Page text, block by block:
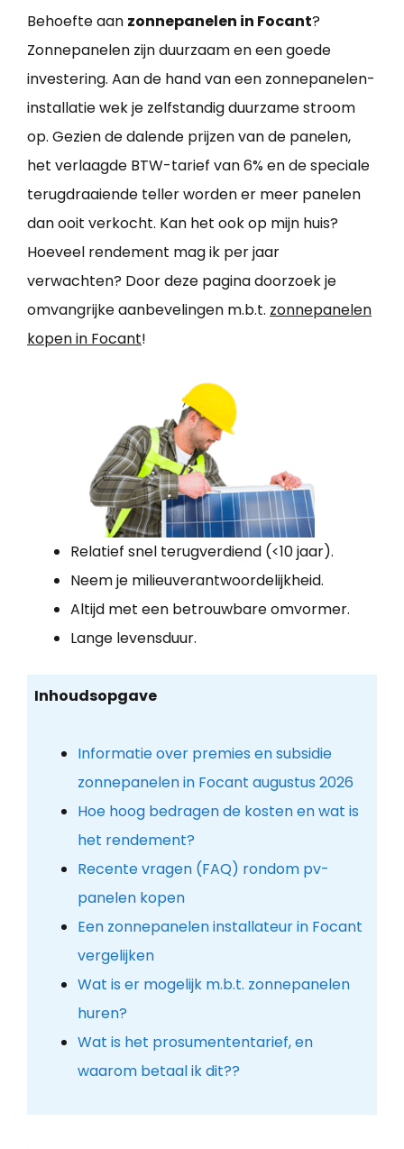
Behoefte aan zonnepanelen in Focant?
Zonnepanelen zijn duurzaam en een goede
investering. Aan de hand van een zonnepanelen-
installatie wek je zelfstandig duurzame stroom
op. Gezien de dalende prijzen van de panelen,
het verlaagde BTW-tarief van 6% en de speciale
terugdraaiende teller worden er meer panelen
dan ooit verkocht. Kan het ook op mijn huis?
Hoeveel rendement mag ik per jaar
verwachten? Door deze pagina doorzoek je
omvangrijke aanbevelingen m.b.t. zonnepanelen
kopen in Focant!
Relatief snel terugverdiend (<10 jaar).
Neem je milieuverantwoordelijkheid.
Altijd met een betrouwbare omvormer.
Lange levensduur.
Inhoudsopgave
Informatie over premies en subsidie
zonnepanelen in Focant augustus 2026
Hoe hoog bedragen de kosten en wat is
het rendement?
Recente vragen (FAQ) rondom pv-
panelen kopen
Een zonnepanelen installateur in Focant
vergelijken
Wat is er mogelijk m.b.t. zonnepanelen
huren?
Wat is het prosumententarief, en
waarom betaal ik dit??